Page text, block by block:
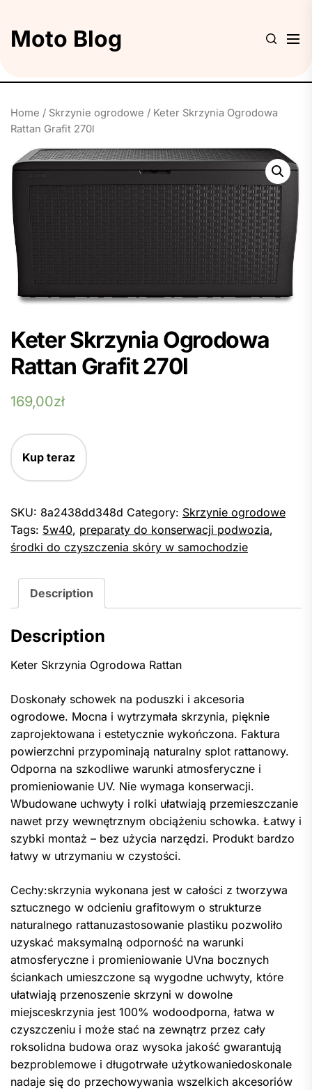
Moto Blog
Home / Skrzynie ogrodowe / Keter Skrzynia Ogrodowa
Rattan Grafit 270l
Keter Skrzynia Ogrodowa
Rattan Grafit 270l
169,00zł
Kup teraz
SKU: 8a2438dd348d Category: Skrzynie ogrodowe
Tags: 5w40, preparaty do konserwacji podwozia,
środki do czyszczenia skóry w samochodzie
Description
Description
Keter Skrzynia Ogrodowa Rattan
Doskonały schowek na poduszki i akcesoria
ogrodowe. Mocna i wytrzymała skrzynia, pięknie
zaprojektowana i estetycznie wykończona. Faktura
powierzchni przypominają naturalny splot rattanowy.
Odporna na szkodliwe warunki atmosferyczne i
promieniowanie UV. Nie wymaga konserwacji.
Wbudowane uchwyty i rolki ułatwiają przemieszczanie
nawet przy wewnętrznym obciążeniu schowka. Łatwy i
szybki montaż – bez użycia narzędzi. Produkt bardzo
łatwy w utrzymaniu w czystości.
Cechy:skrzynia wykonana jest w całości z tworzywa
sztucznego w odcieniu grafitowym o strukturze
naturalnego rattanuzastosowanie plastiku pozwoliło
uzyskać maksymalną odporność na warunki
atmosferyczne i promieniowanie UVna bocznych
ściankach umieszczone są wygodne uchwyty, które
ułatwiają przenoszenie skrzyni w dowolne
miejsceskrzynia jest 100% wodoodporna, łatwa w
czyszczeniu i może stać na zewnątrz przez cały
roksolidna budowa oraz wysoka jakość gwarantują
bezproblemowe i długotrwałe użytkowaniedoskonale
nadaje się do przechowywania wszelkich akcesoriów